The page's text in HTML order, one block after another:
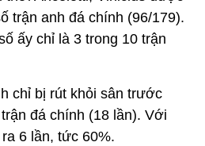
trận anh đá chính (96/179).
ấy chỉ là 3 trong 10 trận
chỉ bị rút khỏi sân trước
đá chính (18 lần). Với
6 lần, tức 60%.